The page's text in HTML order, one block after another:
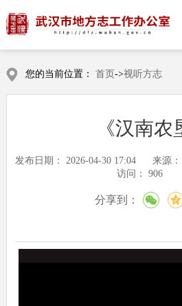
您的当前位置： 首页->视听方志
《汉南农
发布日期： 2026-04-30 17:04 来源：
访问：906
分享到：